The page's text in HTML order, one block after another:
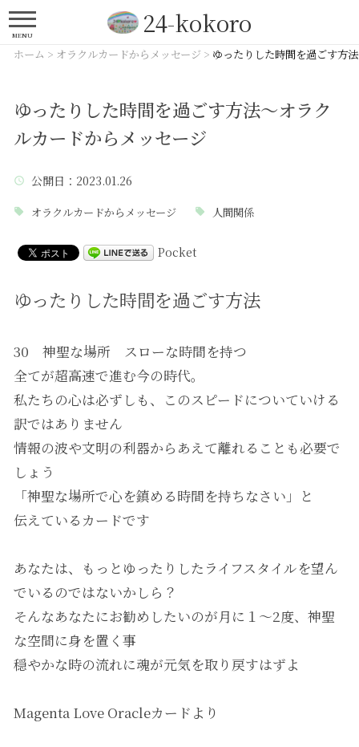
24-kokoro
MENU
ホーム > オラクルカードからメッセージ > ゆったりした時間を過ごす方
ゆったりした時間を過ごす方法～オラク
ルカードからメッセージ
公開日 ：2023.01.26
オラクルカードからメッセージ 人間関係
Pocket
ゆったりした時間を過ごす方法
30 神聖な場所 スローな時間を持つ
全てが超高速で進む今の時代。
⁮私たちの心は必ずしも、このスピードについていける
訳ではありません
情報の波や文明の利器からあえて離れることも必要で
しょう
「神聖な場所で心を鎮める時間を持ちなさい」と
伝えているカードです
あなたは、もっとゆったりしたライフスタイルを望ん
でいるのではないかしら？
そんなあなたにお勧めしたいのが月に１～2度、神聖
な空間に身を置く事
穏やかな時の流れに魂が元気を取り戻すはずよ
Magenta Love Oracleカードより